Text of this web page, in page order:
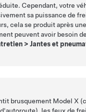
Cependant, votre
sa puissance de
cela se produit après
peuvent avoir besoin
>Jantes et
brusquement Model X